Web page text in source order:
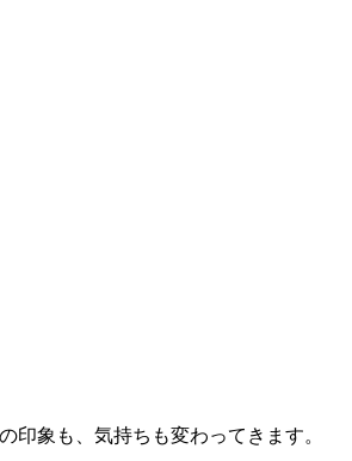
印象も、気持ちも変わってきます。